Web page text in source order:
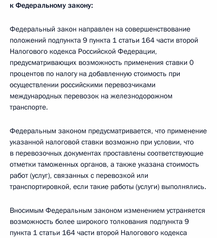
к Федеральному закону:
Федеральный закон направлен на совершенствование
положений подпункта 9 пункта 1 статьи 164 части второй
Налогового кодекса Российской Федерации,
предусматривающих возможность применения ставки 0
процентов по налогу на добавленную стоимость при
осуществлении российскими перевозчиками
международных перевозок на железнодорожном
транспорте.
Федеральным законом предусматривается, что применение
указанной налоговой ставки возможно при условии, что
в перевозочных документах проставлены соответствующие
отметки таможенных органов, а также указана стоимость
работ (услуг), связанных с перевозкой или
транспортировкой, если такие работы (услуги) выполнялись.
Вносимым Федеральным законом изменением устраняется
возможность более широкого толкования подпункта 9
пункта 1 статьи 164 части второй Налогового кодекса